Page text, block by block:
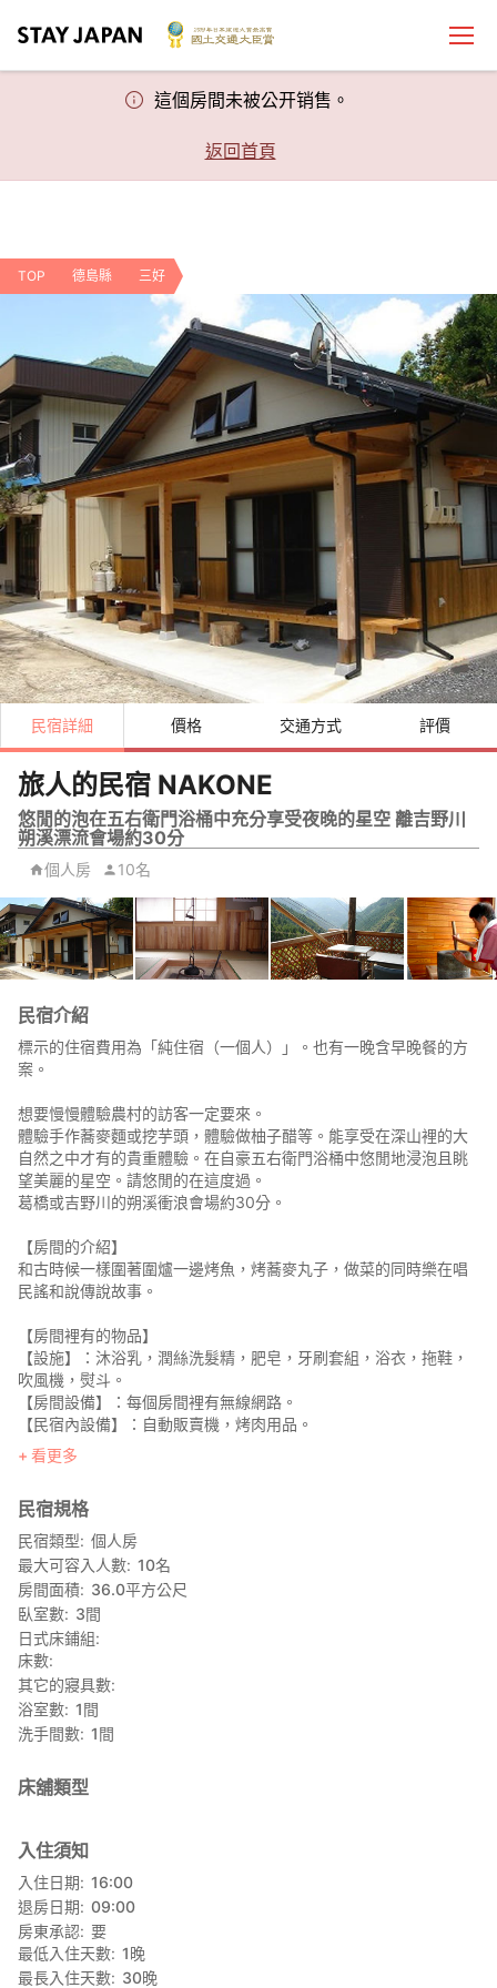
這個房間未被公开销售。
返回首頁
TOP 德島縣 三好
民宿詳細 價格 交通方式 評價
旅人的民宿 NAKONE
悠閒的泡在五右衛門浴桶中充分享受夜晚的星空 離吉野川
朔溪漂流會場約30分
個人房 10名
民宿介紹
標示的住宿費用為「純住宿（一個人）」。也有一晚含早晚餐的方
案。
想要慢慢體驗農村的訪客一定要來。
體驗手作蕎麥麵或挖芋頭，體驗做柚子醋等。能享受在深山裡的大
自然之中才有的貴重體驗。在自豪五右衛門浴桶中悠閒地浸泡且眺
望美麗的星空。請悠閒的在這度過。
葛橋或吉野川的朔溪衝浪會場約30分。
【房間的介紹】
和古時候一樣圍著圍爐一邊烤魚，烤蕎麥丸子，做菜的同時樂在唱
民謠和說傳說故事。
【房間裡有的物品】
【設施】：沐浴乳，潤絲洗髮精，肥皂，牙刷套組，浴衣，拖鞋，
吹風機，熨斗。
【房間設備】：每個房間裡有無線網路。
【民宿內設備】：自動販賣機，烤肉用品。
【關於民宿】
有準備一晚含早晚餐的方案7000日元（含稅），有興趣的訪客請聯
絡。
・用當季的食材，新鮮又好吃。餐點是民宿做的蔬菜農村料理。
・已經開始山豬肉料理。天然的山豬肉。
・想要烤肉的可以自行準備烤肉材料。大步危站周邊有酒店和超
商。
・備有烤肉道具，炭出租，費用3500日元。
□關於小孩住宿
不需要餐點，寢具的嬰幼兒是免費的。其他的情況是和大人一樣的
費用。
□接送：請洽詢。
【體驗】
●使用石臼擣蕎麥粉，做蕎麥麵。
●做柚子醋體驗。
●早晨的雲海體驗。
●五右衛門浴缸體驗。
依季節才能體驗
●採茶。
看更多
民宿規格
民宿類型
個人房
最大可容入人數 10名
房間面積
36.0平方公尺
臥室數
3間
日式床鋪組
床數
其它的寢具數
浴室數 1間
洗手間數 1間
床舖類型
入住須知
入住日期
16:00
退房日期
09:00
房東承認
要
最低入住天數 1晚
最長入住天數
30晚